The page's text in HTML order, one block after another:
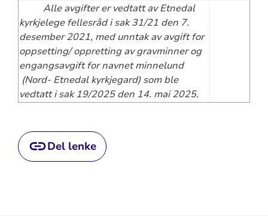
Alle avgifter er vedtatt av Etnedal
kyrkjelege fellesråd i sak 31/21 den 7.
desember 2021, med unntak av avgift for
oppsetting/ oppretting av gravminner og
engangsavgift for navnet minnelund
(Nord- Etnedal kyrkjegard) som ble
vedtatt i sak 19/2025 den 14. mai 2025.
Del lenke